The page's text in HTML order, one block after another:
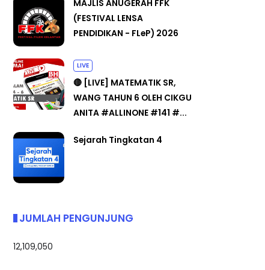
MAJLIS ANUGERAH FFK
(FESTIVAL LENSA
PENDIDIKAN - FLeP) 2026
LIVE
🔴 [LIVE] MATEMATIK SR,
WANG TAHUN 6 OLEH CIKGU
ANITA #ALLINONE #141 #...
Sejarah Tingkatan 4
JUMLAH PENGUNJUNG
12,109,050